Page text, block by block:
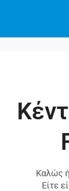
Καλώς
Είτε